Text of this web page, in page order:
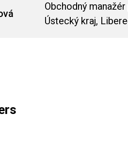
Obchodný
Ústecký kraj,